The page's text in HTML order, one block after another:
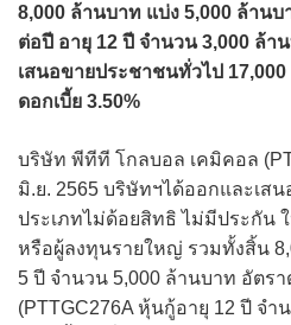
8,000 ล้านบาท แบ่ง 5,000 ล้านบ
ต่อปี อายุ 12 ปี จำนวน 3,000 ล้า
เสนอขายประชาชนทั่วไป
ดอกเบี้ย 3.50%
บริษัท พีทีที โกลบอล เคมิคอล
มิ.ย. 2565 บริษัทฯได้ออกและเส
ประเภทไม่ด้อยสิทธิ ไม่มีประกัน
หรือผู้ลงทุนรายใหญ่ รวมทั้งสิ้น
5 ปี จำนวน 5,000 ล้านบาท อัตรา
(PTTGC276A หุ้นกู้อายุ 12 ปี จำ